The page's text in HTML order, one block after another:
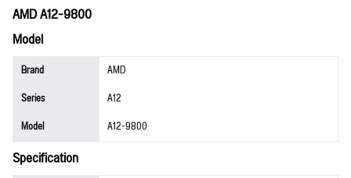
AMD A12-9800
Model
Brand
AMD
Series
A12
Model
A12-9800
Specification